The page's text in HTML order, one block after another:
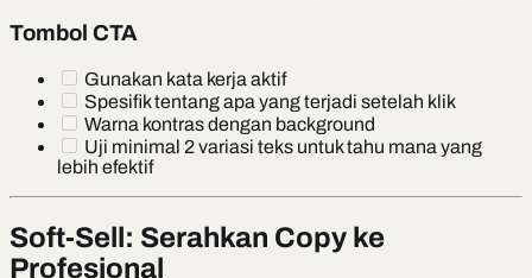
Tombol CTA
Gunakan kata kerja aktif
Spesifik tentang apa yang terjadi setelah klik
Warna kontras dengan background
Uji minimal 2 variasi teks untuk tahu mana yang
lebih efektif
Soft-Sell: Serahkan Copy ke
Profesional